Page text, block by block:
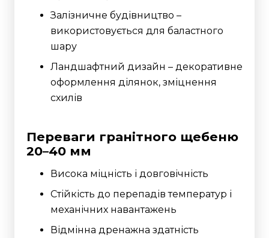
Залізничне будівництво –
використовується для баластного
шару
Ландшафтний дизайн – декоративне
оформлення ділянок, зміцнення
схилів
Переваги гранітного щебеню
20–40 мм
Висока міцність і довговічність
Стійкість до перепадів температур і
механічних навантажень
Відмінна дренажна здатність